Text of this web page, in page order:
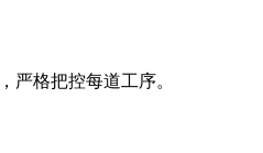
严格把控每道工序。